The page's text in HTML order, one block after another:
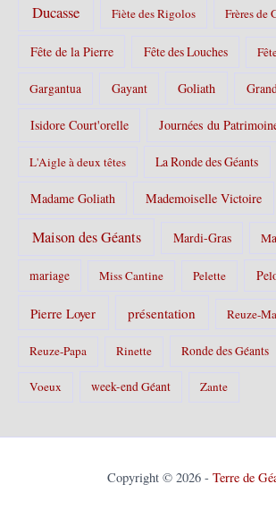
Ducasse Fiète des Rigolos Frères de
Fête de la Pierre Fête des Louches
Gargantua Gayant Goliath
Isidore Court'orelle Journées du
L'Aigle à deux têtes La Ronde des Géants
Madame Goliath Mademoiselle Victoire
Maison des Géants Mardi-Gras
mariage Miss Cantine Pelette
Pierre Loyer présentation Reuze-
Reuze-Papa Rinette Ronde des Géants
Voeux week-end Géant Zante
Copyright © 2026 - Terre de